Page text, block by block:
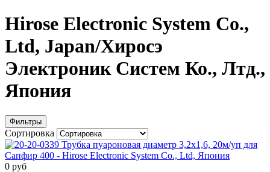
Hirose Electronic System Co.,
Ltd, Japan/Хиросэ
Электроник Систем Ко., Лтд.,
Япония
Фильтры
Сортировка
0 руб